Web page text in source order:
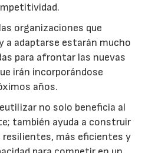
organizaciones que
a adaptarse estarán mucho
para afrontar las nuevas
irán incorporándose
años.
no solo beneficia al
también ayuda a construir
resilientes, más eficientes y